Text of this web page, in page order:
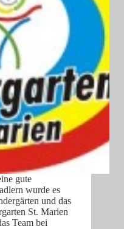
gute
wurde es
und das
St. Marien
Team bei